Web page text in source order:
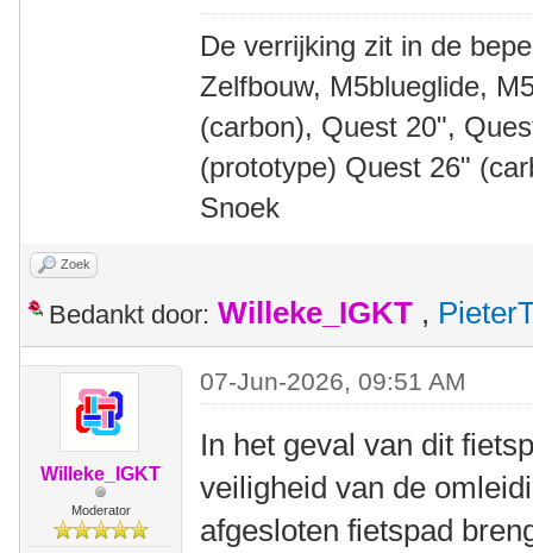
De verrijking zit in de
Zelfbouw, M5blueglide,
(carbon), Quest 20",
(prototype) Quest 26"
Snoek
Zoek
Bedankt door: Willeke_IGKT ,
Willeke_IGKT
Moderator
07-Jun-2026, 09:51 AM
In het geval van dit
veiligheid van de
afgesloten fietspad